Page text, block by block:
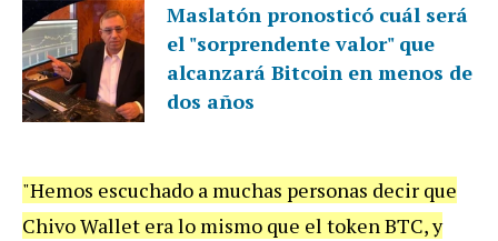
Maslatón pronosticó cuál será
el "sorprendente valor" que
alcanzará Bitcoin en menos de
dos años
"Hemos escuchado a muchas personas decir que
Chivo Wallet era lo mismo que el token BTC, y